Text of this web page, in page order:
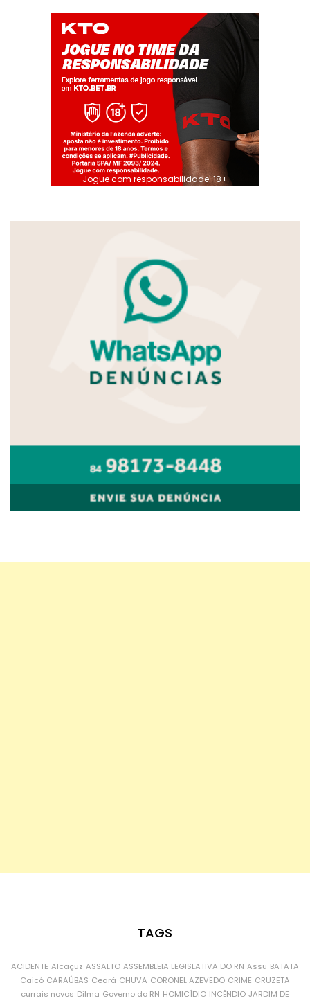
Jogue com responsabilidade. 18+
TAGS
ACIDENTE Alcaçuz ASSALTO ASSEMBLEIA LEGISLATIVA DO RN Assu BATATA
Caicó CARAÚBAS Ceará CHUVA CORONEL AZEVEDO CRIME CRUZETA
currais novos Dilma Governo do RN HOMICÍDIO INCÊNDIO JARDIM DE